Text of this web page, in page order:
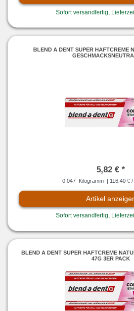
Sofort versandfertig,
BLEND A DENT SUPER HAFTCREME
5,82 € *
0.047 Kilogramm | 116,40 €
Artikel
Sofort versandfertig,
BLEND A DENT SUPER HAFTCREME
47G 3ER PACK